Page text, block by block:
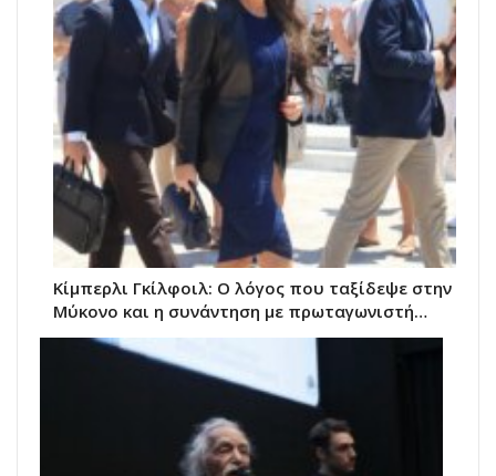
Κίμπερλι Γκίλφοιλ: Ο λόγος που ταξίδεψε στην
Μύκονο και η συνάντηση με πρωταγωνιστή…